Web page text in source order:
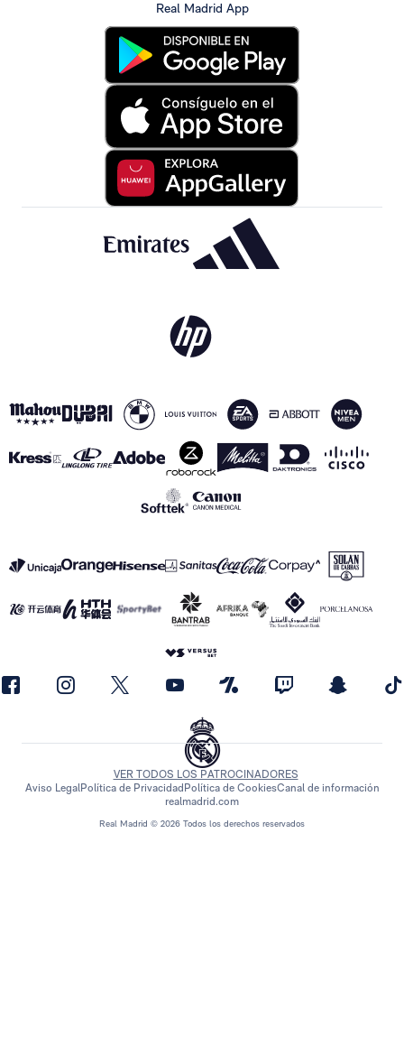
Real Madrid App
Real Madrid © 2026 Todos los derechos reservados
VER TODOS LOS PATROCINADORES
Aviso LegalPolítica de Privacidad Política de CookiesCanal de información
realmadrid.com